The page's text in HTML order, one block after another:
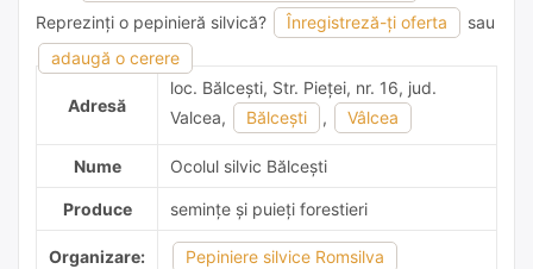
Reprezinți o pepinieră silvică? Înregistreză-ți oferta
sau
adaugă o cerere
adaugă o recomandare
Adresă
loc. Bălceşti, Str. Pieţei, nr. 16, jud.
Valcea,
Bălceşti , Vâlcea
Nume Ocolul silvic Bălceşti
Produce semințe și puieți forestieri
Organizare: Pepiniere silvice Romsilva